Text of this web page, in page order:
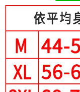
1.分期款項不併入電信
醒簡訊。
2.透過簡訊連結打開帳
帳／街口支付／iPASS
【注意事項】
1.本服務係由「台灣大
用戶於交易時，得透過
買賣價金債權讓與本公
2.基於同意付款使用「
【「AFTEE先享後付」
１．於結帳方式選擇「
結帳頁面，進行簡訊認
３．收到繳費通知簡訊
ATM／網路銀行／等多
※ 請注意：結帳手續完
購買商品的店家。未經
後付繳納相關費用。
※ 交易是否成功請以「
運送方式
全家付款取貨
每筆NT$80，滿
付款後全家取貨
每筆NT$80，滿
付款後萊爾富取貨